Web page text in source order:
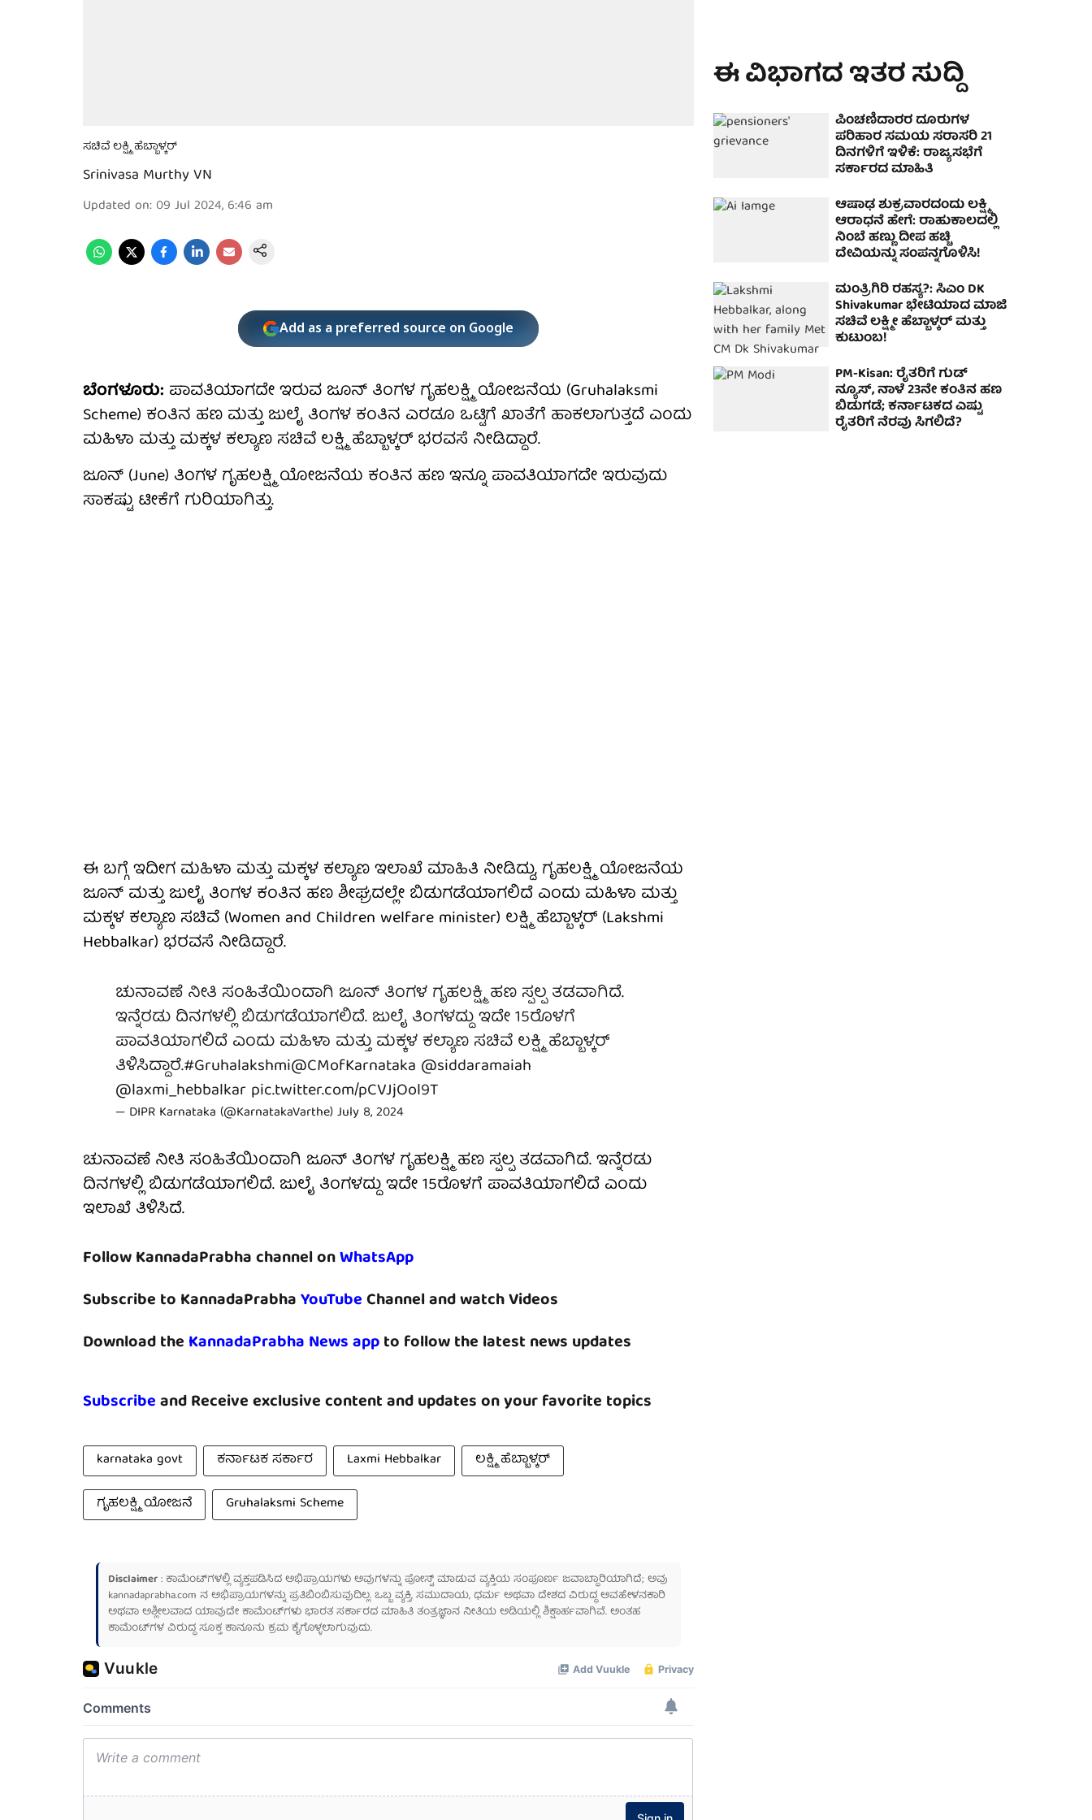
ಸಚಿವೆ ಲಕ್ಷ್ಮಿ ಹೆಬ್ಬಾಳ್ಕರ್
Srinivasa Murthy VN
Updated on: 09 Jul 2024, 6:46 am
Add as a preferred source on Google
ಬೆಂಗಳೂರು: ಪಾವತಿಯಾಗದೇ ಇರುವ ಜೂನ್ ತಿಂಗಳ ಗೃಹಲಕ್ಷ್ಮಿ ಯೋಜನೆಯ (Gruhalaksmi
Scheme) ಕಂತಿನ ಹಣ ಮತ್ತು ಜುಲೈ ತಿಂಗಳ ಕಂತಿನ ಎರಡೂ ಒಟ್ಟಿಗೆ ಖಾತೆಗೆ ಹಾಕಲಾಗುತ್ತದೆ ಎಂದು
ಮಹಿಳಾ ಮತ್ತು ಮಕ್ಕಳ ಕಲ್ಯಾಣ ಸಚಿವೆ ಲಕ್ಷ್ಮಿ ಹೆಬ್ಬಾಳ್ಕರ್ ಭರವಸೆ ನೀಡಿದ್ದಾರೆ.
ಜೂನ್ (June) ತಿಂಗಳ ಗೃಹಲಕ್ಷ್ಮಿ ಯೋಜನೆಯ ಕಂತಿನ ಹಣ ಇನ್ನೂ ಪಾವತಿಯಾಗದೇ ಇರುವುದು
ಸಾಕಷ್ಟು ಟೀಕೆಗೆ ಗುರಿಯಾಗಿತ್ತು.
ಈ ಬಗ್ಗೆ ಇದೀಗ ಮಹಿಳಾ ಮತ್ತು ಮಕ್ಕಳ ಕಲ್ಯಾಣ ಇಲಾಖೆ ಮಾಹಿತಿ ನೀಡಿದ್ದು, ಗೃಹಲಕ್ಷ್ಮಿ ಯೋಜನೆಯ
ಜೂನ್ ಮತ್ತು ಜುಲೈ ತಿಂಗಳ ಕಂತಿನ ಹಣ ಶೀಘ್ರದಲ್ಲೇ ಬಿಡುಗಡೆಯಾಗಲಿದೆ ಎಂದು ಮಹಿಳಾ ಮತ್ತು
ಮಕ್ಕಳ ಕಲ್ಯಾಣ ಸಚಿವೆ (Women and Children welfare minister) ಲಕ್ಷ್ಮಿ ಹೆಬ್ಬಾಳ್ಕರ್ (Lakshmi
Hebbalkar) ಭರವಸೆ ನೀಡಿದ್ದಾರೆ.
ಚುನಾವಣೆ ನೀತಿ ಸಂಹಿತೆಯಿಂದಾಗಿ ಜೂನ್‌ ತಿಂಗಳ ಗೃಹಲಕ್ಷ್ಮಿ ಹಣ ಸ್ಪಲ್ಪ ತಡವಾಗಿದೆ.
ಇನ್ನೆರಡು ದಿನಗಳಲ್ಲಿ ಬಿಡುಗಡೆಯಾಗಲಿದೆ. ಜುಲೈ ತಿಂಗಳದ್ದು ಇದೇ 15ರೊಳಗೆ
ಪಾವತಿಯಾಗಲಿದೆ ಎಂದು ಮಹಿಳಾ ಮತ್ತು ಮಕ್ಕಳ ಕಲ್ಯಾಣ ಸಚಿವೆ ಲಕ್ಷ್ಮಿ ಹೆಬ್ಬಾಳ್ಕರ್‌
ತಿಳಿಸಿದ್ದಾರೆ.#Gruhalakshmi@CMofKarnataka @siddaramaiah
@laxmi_hebbalkar pic.twitter.com/pCVJjOol9T
— DIPR Karnataka (@KarnatakaVarthe)July 8, 2024
ಚುನಾವಣೆ ನೀತಿ ಸಂಹಿತೆಯಿಂದಾಗಿ ಜೂನ್‌ ತಿಂಗಳ ಗೃಹಲಕ್ಷ್ಮಿ ಹಣ ಸ್ಪಲ್ಪ ತಡವಾಗಿದೆ. ಇನ್ನೆರಡು
ದಿನಗಳಲ್ಲಿ ಬಿಡುಗಡೆಯಾಗಲಿದೆ. ಜುಲೈ ತಿಂಗಳದ್ದು ಇದೇ 15ರೊಳಗೆ ಪಾವತಿಯಾಗಲಿದೆ ಎಂದು
ಇಲಾಖೆ ತಿಳಿಸಿದೆ.
Follow KannadaPrabha channel onWhatsApp
Subscribe to KannadaPrabhaYouTubeChannel and watch Videos
Download the KannadaPrabha News appto follow the latest news updates
Subscribeand Receive exclusive content and updates on your favorite topics
karnataka govt ಕರ್ನಾಟಕ ಸರ್ಕಾರ Laxmi Hebbalkar
ಲಕ್ಷ್ಮಿ ಹೆಬ್ಬಾಳ್ಕರ್
ಗೃಹಲಕ್ಷ್ಮಿ ಯೋಜನೆ
Gruhalaksmi Scheme
Disclaimer: ಕಾಮೆಂಟ್‌ಗಳಲ್ಲಿ ವ್ಯಕ್ತಪಡಿಸಿದ ಅಭಿಪ್ರಾಯಗಳು ಅವುಗಳನ್ನು ಪೋಸ್ಟ್ ಮಾಡುವ ವ್ಯಕ್ತಿಯ ಸಂಪೂರ್ಣ ಜವಾಬ್ದಾರಿಯಾಗಿದೆ; ಅವು
kannadaprabha.com ನ ಅಭಿಪ್ರಾಯಗಳನ್ನು ಪ್ರತಿಬಿಂಬಿಸುವುದಿಲ್ಲ. ಒಬ್ಬ ವ್ಯಕ್ತಿ, ಸಮುದಾಯ, ಧರ್ಮ ಅಥವಾ ದೇಶದ ವಿರುದ್ಧ ಅವಹೇಳನಕಾರಿ
ಅಥವಾ ಅಶ್ಲೀಲವಾದ ಯಾವುದೇ ಕಾಮೆಂಟ್‌ಗಳು ಭಾರತ ಸರ್ಕಾರದ ಮಾಹಿತಿ ತಂತ್ರಜ್ಞಾನ ನೀತಿಯ ಅಡಿಯಲ್ಲಿ ಶಿಕ್ಷಾರ್ಹವಾಗಿವೆ. ಅಂತಹ
ಕಾಮೆಂಟ್‌ಗಳ ವಿರುದ್ಧ ಸೂಕ್ತ ಕಾನೂನು ಕ್ರಮ ಕೈಗೊಳ್ಳಲಾಗುವುದು.
ಈ ವಿಭಾಗದ ಇತರ ಸುದ್ದಿ
ಪಿಂಚಣಿದಾರರ ದೂರುಗಳ
ಪರಿಹಾರ ಸಮಯ ಸರಾಸರಿ 21
ದಿನಗಳಿಗೆ ಇಳಿಕೆ: ರಾಜ್ಯಸಭೆಗೆ
ಸರ್ಕಾರದ ಮಾಹಿತಿ
ಆಷಾಢ ಶುಕ್ರವಾರದಂದು ಲಕ್ಷ್ಮಿ
ಆರಾಧನೆ ಹೇಗೆ: ರಾಹುಕಾಲದಲ್ಲಿ
ನಿಂಬೆ ಹಣ್ಣು ದೀಪ ಹಚ್ಚಿ
ದೇವಿಯನ್ನು ಸಂಪನ್ನಗೊಳಿಸಿ!
ಮಂತ್ರಿಗಿರಿ ರಹಸ್ಯ?: ಸಿಎಂ DK
Shivakumar ಭೇಟಿಯಾದ ಮಾಜಿ
ಸಚಿವೆ ಲಕ್ಷ್ಮೀ ಹೆಬ್ಬಾಳ್ಕರ್ ಮತ್ತು
ಕುಟುಂಬ!
PM-Kisan: ರೈತರಿಗೆ ಗುಡ್
ನ್ಯೂಸ್, ನಾಳೆ 23ನೇ ಕಂತಿನ ಹಣ
ಬಿಡುಗಡೆ; ಕರ್ನಾಟಕದ ಎಷ್ಟು
ರೈತರಿಗೆ ನೆರವು ಸಿಗಲಿದೆ?